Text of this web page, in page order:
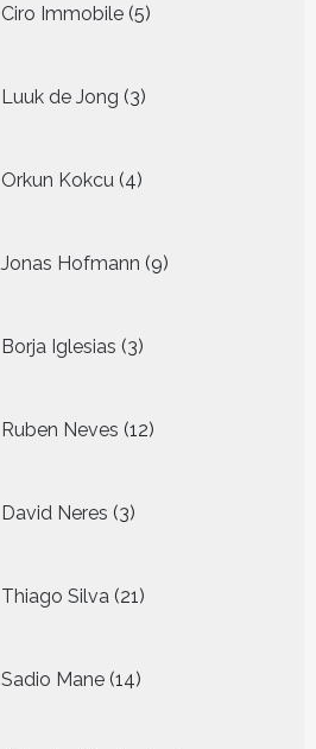
Ciro Immobile 5
producten
Luuk de Jong 3
producten
Orkun Kokcu 4
producten
Jonas Hofmann 9
producten
Borja Iglesias 3
producten
Ruben Neves 12
producten
David Neres 3
producten
Thiago Silva 21
producten
Sadio Mane 14
producten